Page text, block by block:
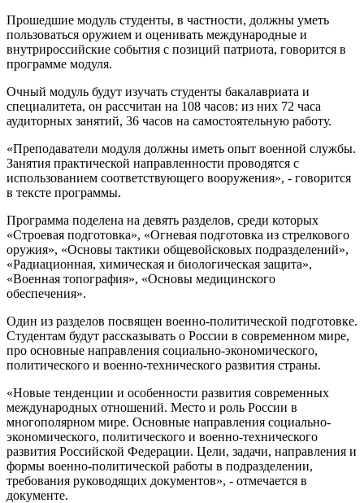
Прошедшие модуль студенты, в частности, должны уметь
пользоваться оружием и оценивать международные и
внутрироссийские события с позиций патриота, говорится в
программе модуля.
Очный модуль будут изучать студенты бакалавриата и
специалитета, он рассчитан на 108 часов: из них 72 часа
аудиторных занятий, 36 часов на самостоятельную работу.
«Преподаватели модуля должны иметь опыт военной службы.
Занятия практической направленности проводятся с
использованием соответствующего вооружения», - говорится
в тексте программы.
Программа поделена на девять разделов, среди которых
«Строевая подготовка», «Огневая подготовка из стрелкового
оружия», «Основы тактики общевойсковых подразделений»,
«Радиационная, химическая и биологическая защита»,
«Военная топография», «Основы медицинского
обеспечения».
Один из разделов посвящен военно-политической подготовке.
Студентам будут рассказывать о России в современном мире,
про основные направления социально-экономического,
политического и военно-технического развития страны.
«Новые тенденции и особенности развития современных
международных отношений. Место и роль России в
многополярном мире. Основные направления социально-
экономического, политического и военно-технического
развития Российской Федерации. Цели, задачи, направления и
формы военно-политической работы в подразделении,
требования руководящих документов», - отмечается в
документе.